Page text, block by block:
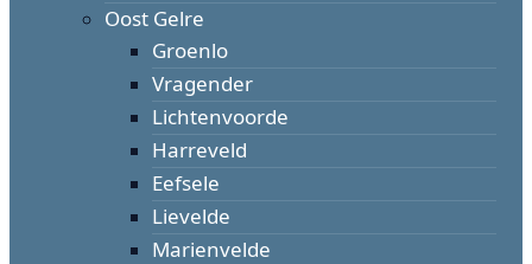
Oost Gelre
Groenlo
Vragender
Lichtenvoorde
Harreveld
Eefsele
Lievelde
Marienvelde